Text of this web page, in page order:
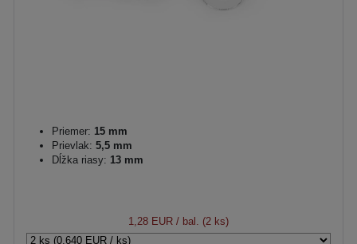
Priemer: 15 mm
Prievlak: 5,5 mm
Dĺžka riasy: 13 mm
1,28 EUR / bal. (2 ks)